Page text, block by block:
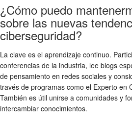
¿Cómo puedo
sobre las nuevas
ciberseguridad?
La clave es el aprendizaje continuo.
conferencias de la industria, lee blogs
de pensamiento en redes sociales y
través de programas como el Experto en
También es útil unirse a comunidades y
intercambiar conocimientos.